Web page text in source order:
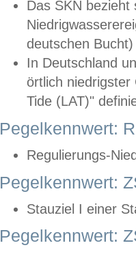
Das SKN
deutschen
In Deutschland
örtlich
Tide (LAT)"
Pegelkennwert:
Regulierungs-
Pegelkennwert:
Stauziel I einer
Pegelkennwert: